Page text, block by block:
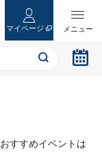
マイページ
すすめイベントは